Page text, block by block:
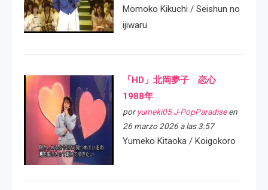
Momoko Kikuchi / Seishun no
ijiwaru
「HD」北岡夢子 恋心
1988年
por yumeki05 J-PopParadiseen
26 marzo 2026 a las 3:57
Yumeko Kitaoka / Koigokoro